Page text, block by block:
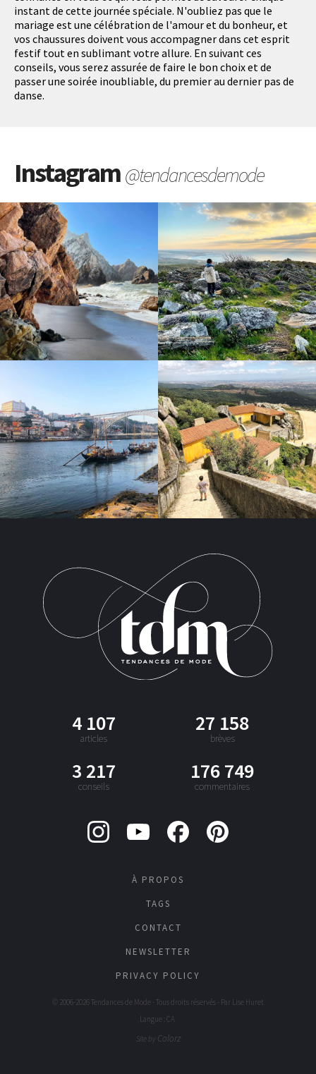
instant de cette journée spéciale. N'oubliez pas que le
mariage est une célébration de l'amour et du bonheur, et
vos chaussures doivent vous accompagner dans cet esprit
festif tout en sublimant votre allure. En suivant ces
conseils, vous serez assurée de faire le bon choix et de
passer une soirée inoubliable, du premier au dernier pas de
danse.
Instagram@tendancesdemode
4 107
articles
27 158
brèves
3 217
conseils
176 749
commentaires
À PROPOS
TAGS
CONTACT
NEWSLETTER
PRIVACY POLICY
© 2006-2026 Tendances de Mode - Tous droits réservés - Par Lise Huret
Langue : CA
Site by Colorz